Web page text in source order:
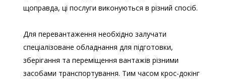
щоправда, ці послуги виконуються в різний спосіб.
Для перевантаження необхідно залучати
спеціалізоване обладнання для підготовки,
зберігання та переміщення вантажів різними
засобами транспортування. Тим часом крос-докінг